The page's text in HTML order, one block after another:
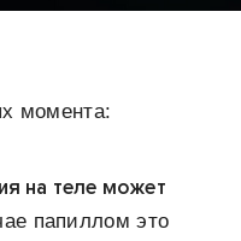
момента:
на теле может
папиллом это